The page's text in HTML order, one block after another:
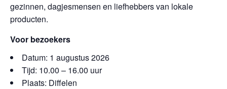
gezinnen, dagjesmensen en liefhebbers van lokale
producten.
Voor bezoekers
Datum: 1 augustus 2026
Tijd: 10.00 – 16.00 uur
Plaats: Diffelen